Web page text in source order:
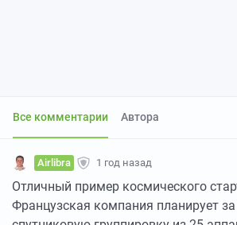
Все комментарии Автора
Airlibra 1 год назад
Отличный пример космического
Французская компания планирует за